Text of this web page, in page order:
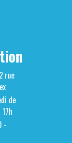
rue
de
-